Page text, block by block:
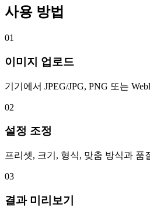
사용 방법
01
이미지 업로드
기기에서 JPEG/JPG, PNG 또는
02
설정 조정
프리셋, 크기, 형식, 맞춤 방식과 품
03
결과 미리보기